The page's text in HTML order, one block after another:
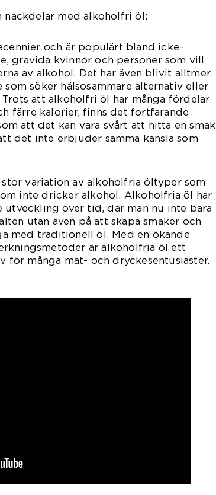
med alkoholfri öl:
och är populärt bland icke-
gravida kvinnor och personer som vill
av alkohol. Det har även blivit alltmer
söker hälsosammare alternativ eller
att alkoholfri öl har många fördelar
färre kalorier, finns det fortfarande
att det kan vara svårt att hitta en smak
det inte erbjuder samma känsla som
variation av alkoholfria öltyper som
inte dricker alkohol. Alkoholfria öl har
över tid, där man nu inte bara
utan även på att skapa smaker och
med traditionell öl. Med en ökande
är alkoholfria öl ett
för många mat- och dryckesentusiaster.